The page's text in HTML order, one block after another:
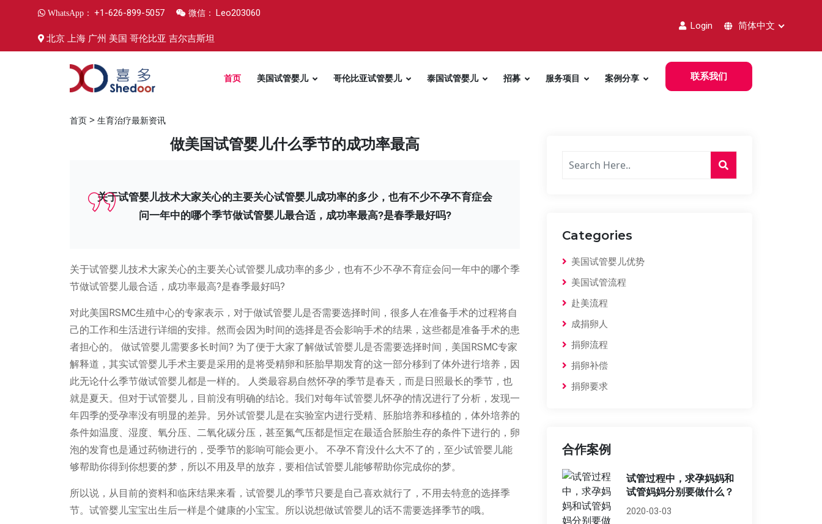
WhatsApp： +1-626-899-5057 微信： Leo203060
北京 上海 广州 美国 哥伦比亚 吉尔吉斯坦
Login 简体中文
首页 美国试管婴儿 哥伦比亚试管婴儿 泰国试管婴儿 招募 服务项目 案例分享 联系我们
首页 > 生育治疗最新资讯
做美国试管婴儿什么季节的成功率最高
关于试管婴儿技术大家关心的主要关心试管婴儿成功率的多少，也有不少不孕不育症会
问一年中的哪个季节做试管婴儿最合适，成功率最高?是春季最好吗?
关于试管婴儿技术大家关心的主要关心试管婴儿成功率的多少，也有不少不孕不育症会问一年中的哪个季
节做试管婴儿最合适， 成功率最高?是春季最好吗?
对此美国 RSMC生殖中心的专家表示，对于做试管婴儿是否需要选择时间，很多人在准备手术的过程将自
己的工作和生活进行详细的安排。然而会因为时间的选择是否会影响手术的结果，这些都是准备手术的患
者担心的。
做试管婴儿需要多长时间? 为了便于大家了解做试管婴儿是否需要选择时间，美国 RSMC专家
解释道，其实试管婴儿手术主要是采用的是将受精卵和胚胎早期发育的这一部分移到了体外进行培养，因
此无论什么季节做试管婴儿都是一样的。
人类最容易自然怀孕的季节是春天，而是日照最长的季节，也
就是夏天。但对于试管婴儿，目前没有明确的结论。我们对每年试管婴儿怀孕的情况进行了分析，发现一
年四季的受孕率没有明显的差异。另外试管婴儿是在实验室内进行受精、胚胎培养和移植的，体外培养的
条件如温度、湿度、氧分压、二氧化碳分压，甚至氮气压都是恒定在最适合胚胎生存的条件下进行的，卵
泡的发育也是通过药物进行的，受季节的影响可能会更小。
不孕不育没什么大不了的，至少试管婴儿能
够帮助你得到你想要的梦，所以不用及早的放弃，要相信试管婴儿能够帮助你完成你的梦。
所以说，从目前的资料和临床结果来看，试管婴儿的季节只要是自己喜欢就行了，不用去特意的选择季
节。试管婴儿宝宝出生后一样是个健康的小宝宝。所以说想做试管婴儿的话不需要选择季节的哦。
Categories
美国试管婴儿优势
美国试管流程
赴美流程
成捐卵人
捐卵流程
捐卵补偿
捐卵要求
合作案例
试管过程中，求孕妈妈和
试管妈妈分别要做什么？
2020-03-03